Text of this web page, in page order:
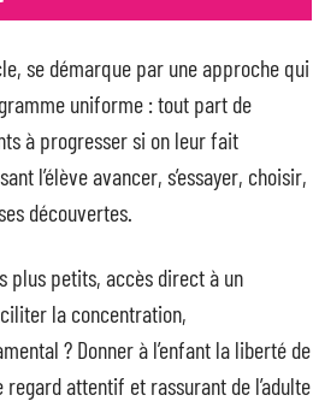
se démarque par une approche qui
uniforme : tout part de
à progresser si on leur fait
l’élève avancer, s’essayer, choisir,
découvertes.
plus petits, accès direct à un
la concentration,
? Donner à l’enfant la liberté de
attentif et rassurant de l’adulte